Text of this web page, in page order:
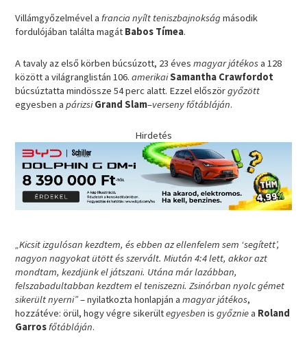
Villámgyőzelmével afrancia nyílt teniszbajnokságmásodik
fordulójában találta magát Babos Tímea.
A tavaly az első körben búcsúzott, 23 évesmagyar játékosa 128
között a világranglistán 106.amerikaiSamantha Crawfordot
búcsúztatta mindössze 54 perc alatt. Ezzel előszörgyőzött
egyesben a párizsi Grand Slam–verseny főtábláján.
Hirdetés
„Kicsit izgulósan kezdtem, és ebben az ellenfelem sem ‘segített’,
nagyon nagyokat ütött és szervált. Miután 4:4 lett, akkor azt
mondtam, kezdjünk el játszani. Utána már lazábban,
felszabadultabban kezdtem el teniszezni. Zsinórban nyolc gémet
sikerült nyerni”– nyilatkozta honlapján amagyar játékos,
hozzátéve: örül, hogy végre sikerültegyesben isgyőzniea Roland
Garrosfőtábláján.